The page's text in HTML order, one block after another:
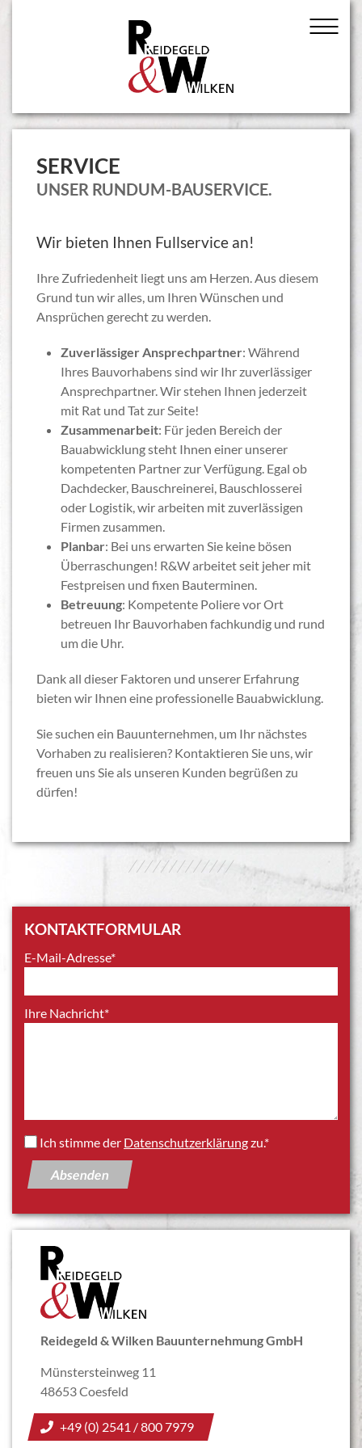
SERVICE
UNSER RUNDUM-BAUSERVICE.
Wir bieten Ihnen Fullservice an!
Ihre Zufriedenheit liegt uns am Herzen. Aus diesem
Grund tun wir alles, um Ihren Wünschen und
Ansprüchen gerecht zu werden.
Zuverlässiger Ansprechpartner: Während
Ihres Bauvorhabens sind wir Ihr zuverlässiger
Ansprechpartner. Wir stehen Ihnen jederzeit
mit Rat und Tat zur Seite!
Zusammenarbeit: Für jeden Bereich der
Bauabwicklung steht Ihnen einer unserer
kompetenten Partner zur Verfügung. Egal ob
Dachdecker, Bauschreinerei, Bauschlosserei
oder Logistik, wir arbeiten mit zuverlässigen
Firmen zusammen.
Planbar: Bei uns erwarten Sie keine bösen
Überraschungen! R&W arbeitet seit jeher mit
Festpreisen und fixen Bauterminen.
Betreuung: Kompetente Poliere vor Ort
betreuen Ihr Bauvorhaben fachkundig und rund
um die Uhr.
Dank all dieser Faktoren und unserer Erfahrung
bieten wir Ihnen eine professionelle Bauabwicklung.
Sie suchen ein Bauunternehmen, um Ihr nächstes
Vorhaben zu realisieren? Kontaktieren Sie uns, wir
freuen uns Sie als unseren Kunden begrüßen zu
dürfen!
/////////////
KONTAKTFORMULAR
E-Mail-Adresse*
Ihre Nachricht*
Ich stimme der Datenschutzerklärungzu.*
Reidegeld & Wilken Bauunternehmung GmbH
Münstersteinweg 11
48653 Coesfeld
+49 (0) 2541 / 800 7979